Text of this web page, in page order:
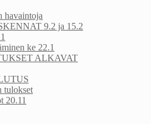
havaintoja
9.2 ja 15.2
ke 22.1
ALKAVAT
tulokset
20.11